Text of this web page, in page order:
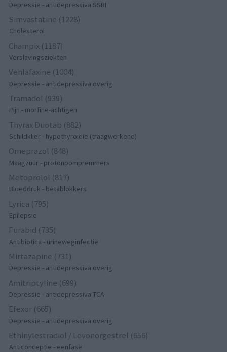
Depressie - antidepressiva SSRI
Simvastatine (1228)
Cholesterol
Champix (1187)
Verslavingsziekten
Venlafaxine (1004)
Depressie - antidepressiva overig
Tramadol (939)
Pijn - morfine-achtigen
Thyrax Duotab (882)
Schildklier - hypothyroidie (traagwerkend)
Omeprazol (848)
Maagzuur - protonpompremmers
Metoprolol (817)
Bloeddruk - betablokkers
Lyrica (795)
Epilepsie
Furabid (735)
Antibiotica - urineweginfectie
Mirtazapine (731)
Depressie - antidepressiva overig
Amitriptyline (699)
Depressie - antidepressiva TCA
Efexor (665)
Depressie - antidepressiva overig
Ethinylestradiol / Levonorgestrel (656)
Anticonceptie - eenfase